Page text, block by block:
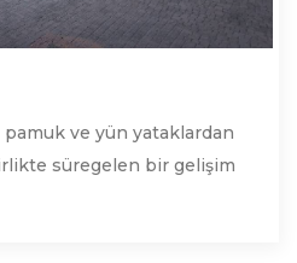
ve yün yataklardan
süregelen bir gelişim